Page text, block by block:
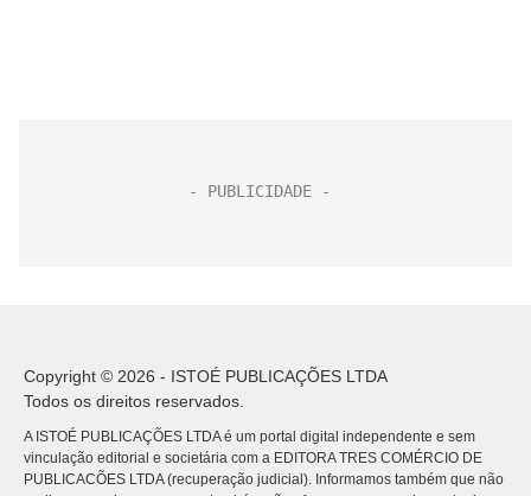
Copyright © 2026 - ISTOÉ PUBLICAÇÕES LTDA
Todos os direitos reservados.
A ISTOÉ PUBLICAÇÕES LTDA é um portal digital independente e sem
vinculação editorial e societária com a EDITORA TRES COMÉRCIO DE
PUBLICACÕES LTDA (recuperação judicial). Informamos também que não